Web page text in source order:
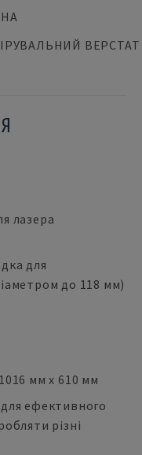
ВЕРСТАТ
лазера
для
до 118 мм)
мм x 610 мм
ефективного
різні